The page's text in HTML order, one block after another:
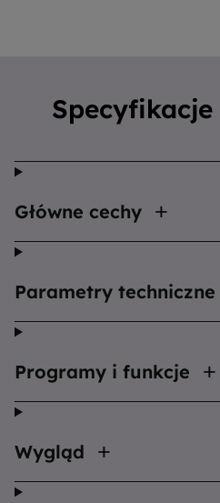
Główne cechy
Parametry techniczne
Programy i funkcje
Wygląd